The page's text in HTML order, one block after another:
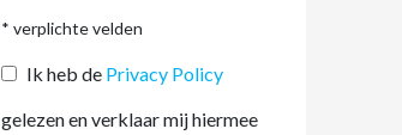
* verplichte velden
Ik heb de Privacy Policy
gelezen en verklaar mij hiermee